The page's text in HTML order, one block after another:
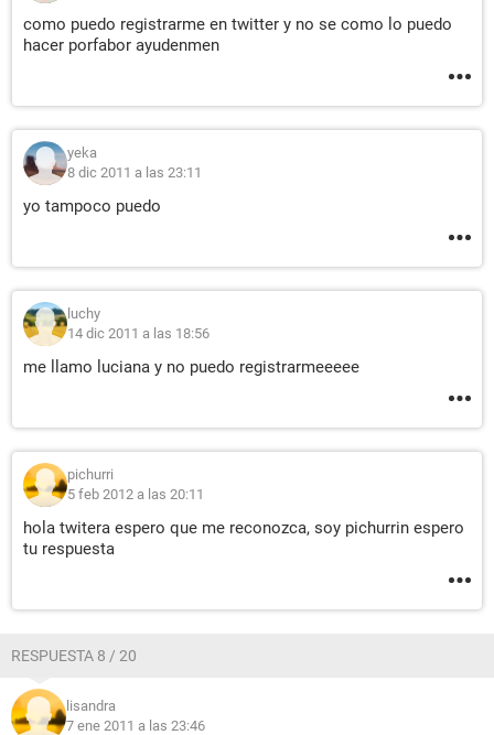
como puedo registrarme en twitter y no se como lo puedo
hacer porfabor ayudenmen
yeka
8 dic 2011 a las 23:11
yo tampoco puedo
luchy
14 dic 2011 a las 18:56
me llamo luciana y no puedo registrarmeeeee
pichurri
5 feb 2012 a las 20:11
hola twitera espero que me reconozca, soy pichurrin espero
tu respuesta
RESPUESTA 8 / 20
lisandra
7 ene 2011 a las 23:46